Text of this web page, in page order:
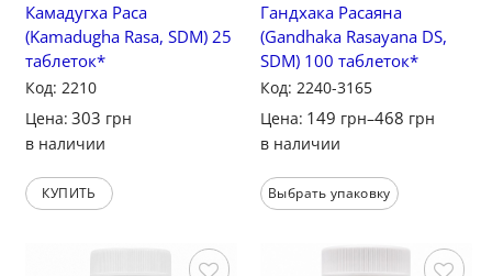
Камадугха Раса
(Kamadugha Rasa, SDM) 25
таблеток*
Код: 2210
Цена: 303 грн
в наличии
КУПИТЬ
Гандхака Расаяна
(Gandhaka Rasayana DS,
SDM) 100 таблеток*
Код: 2240-3165
Цена: 149 грн–468 грн
в наличии
Выбрать упаковку